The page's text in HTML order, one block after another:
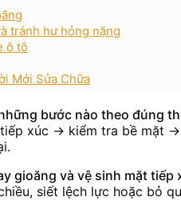
tránh hư hỏng nặng
ô tô
Mới Sửa Chữa
bước nào theo đúng
xúc → kiểm tra bề mặt
gioăng và vệ sinh mặt tiếp
siết lệch lực hoặc bỏ